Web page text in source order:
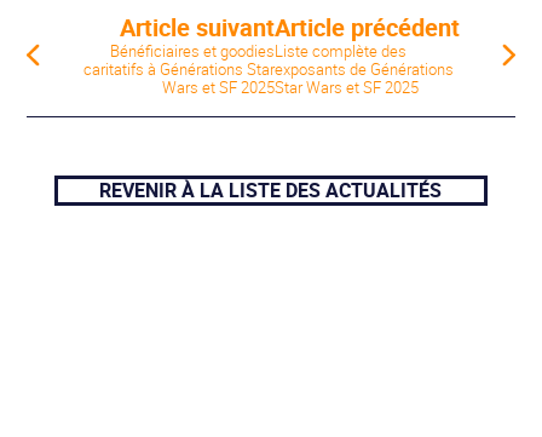
Article suivant
Bénéficiaires et goodies
caritatifs à Générations Star
Wars et SF 2025
Article précédent
Liste complète des
exposants de Générations
Star Wars et SF 2025
REVENIR À LA LISTE DES ACTUALITÉS